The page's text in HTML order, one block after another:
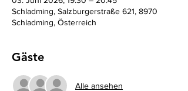
Schladming, Salzburgerstraße 621, 8970
Schladming, Österreich
Gäste
Alle ansehen